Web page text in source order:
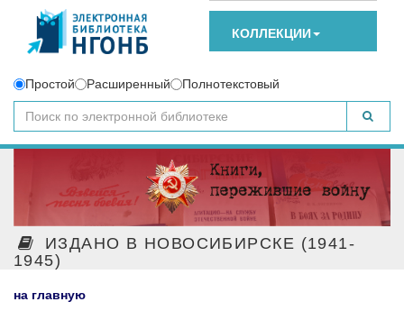
КОЛЛЕКЦИИ
Простой Расширенный Полнотекстовый
ИЗДАНО В НОВОСИБИРСКЕ (1941-
1945)
на главную